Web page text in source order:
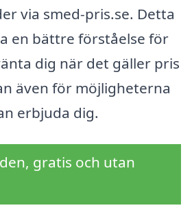
via smed-pris.se. Detta
en bättre förståelse för
dig när det gäller pris
även för möjligheterna
erbjuda dig.
gratis och utan